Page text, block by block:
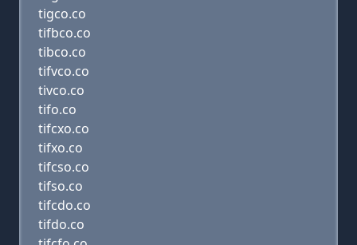
tigco.co
tifbco.co
tibco.co
tifvco.co
tivco.co
tifo.co
tifcxo.co
tifxo.co
tifcso.co
tifso.co
tifcdo.co
tifdo.co